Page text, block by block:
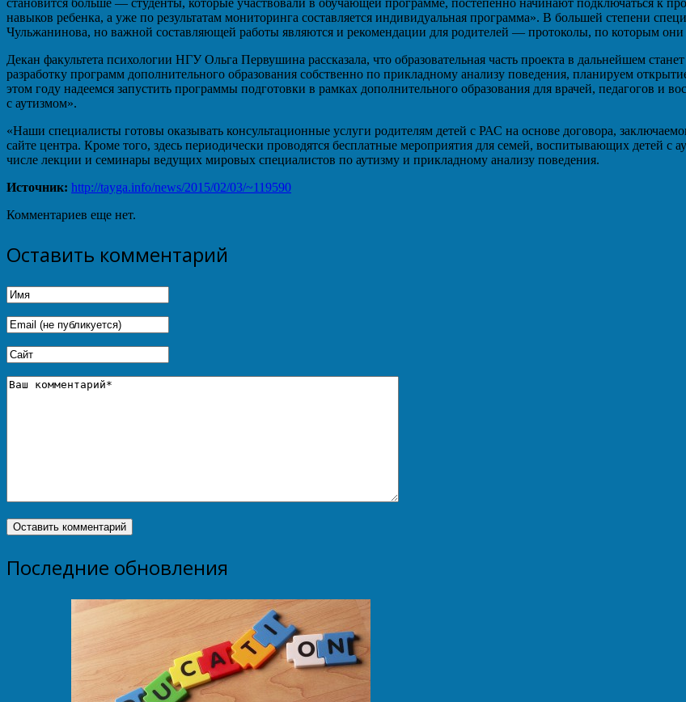
навыков ребенка, а уже по результатам мониторинга составляется индивидуальная программа». В большей степени
Чульжанинова, но важной составляющей работы являются и рекомендации для родителей — протоколы, по которым они
Декан факультета психологии НГУ Ольга Первушина рассказала, что образовательная часть проекта в дальнейшем
разработку программ дополнительного образования собственно по прикладному анализу поведения, планируем
этом году надеемся запустить программы подготовки в рамках дополнительного образования для врачей, педагогов и
с аутизмом».
«Наши специалисты готовы оказывать консультационные услуги родителям детей с РАС на основе договора,
сайте центра. Кроме того, здесь периодически проводятся бесплатные мероприятия для семей, воспитывающих детей
числе лекции и семинары ведущих мировых специалистов по аутизму и прикладному анализу поведения.
Источник: http://tayga.info/news/2015/02/03/~119590
Комментариев еще нет.
Оставить комментарий
Последние обновления